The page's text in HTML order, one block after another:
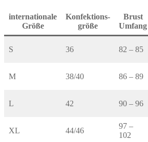
internationale
Größe
Konfektions-
größe
Brust
Umfang
S 36 82 – 85
M 38/40 86 – 89
L 42 90 – 96
XL 44/46
97 –
102